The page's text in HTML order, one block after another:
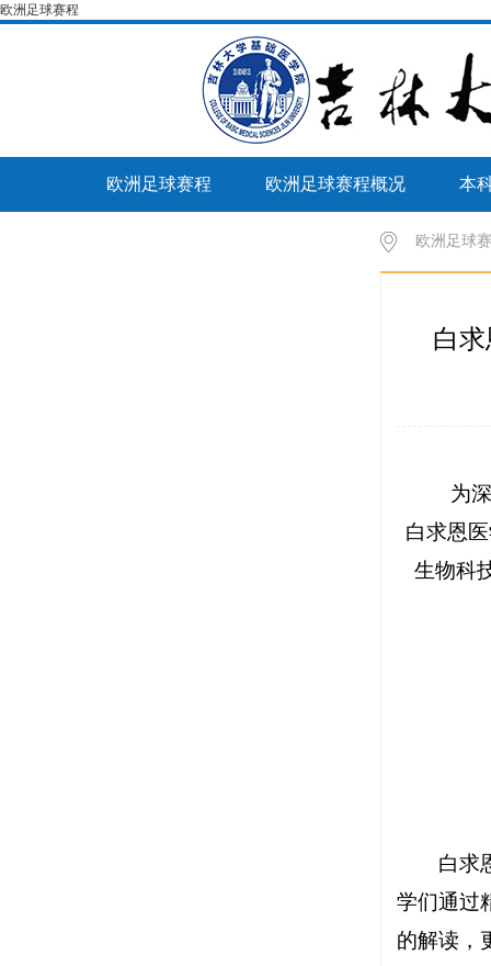
欧洲足球赛程
欧洲足球赛程 欧洲足球赛程概况 本
欧洲足球
白
为
白求恩
生物科
白求
学们通过
的解读，